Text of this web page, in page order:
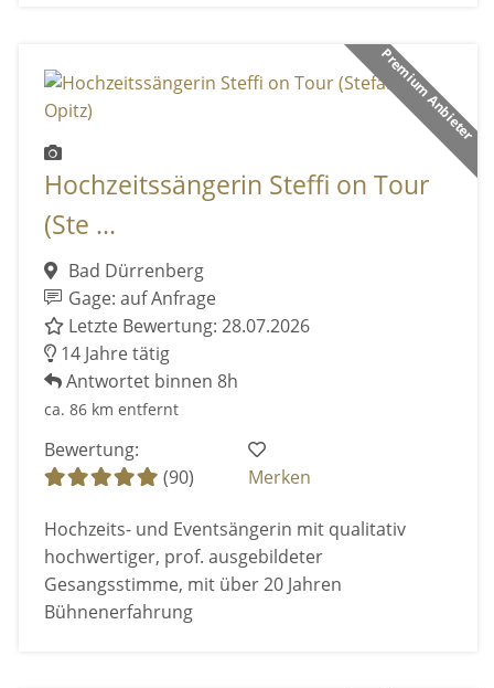
Premium Anbieter
Hochzeitssängerin Steffi on Tour
(Ste ...
Bad Dürrenberg
Gage: auf Anfrage
Letzte Bewertung: 28.07.2026
14 Jahre tätig
Antwortet binnen 8h
ca. 86 km entfernt
Bewertung:
(90)
Merken
Hochzeits- und Eventsängerin mit qualitativ
hochwertiger, prof. ausgebildeter
Gesangsstimme, mit über 20 Jahren
Bühnenerfahrung